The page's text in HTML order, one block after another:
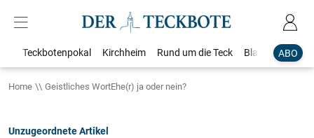
ABO
Teckbotenpokal Kirchheim Rund um die Teck Blaulicht
Home Geistliches WortEhe(r) ja oder nein?
Unzugeordnete Artikel